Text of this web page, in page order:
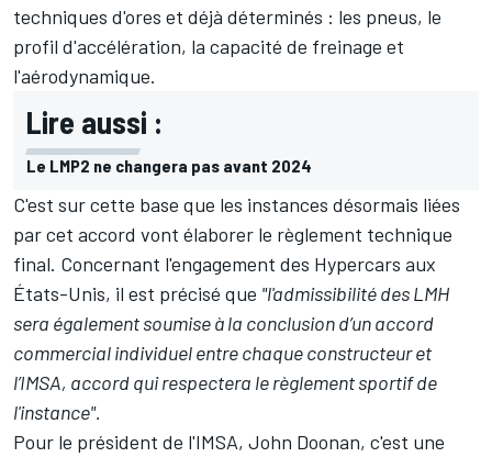
techniques d'ores et déjà déterminés : les pneus, le
profil d'accélération, la capacité de freinage et
l'aérodynamique.
Lire aussi :
Le LMP2 ne changera pas avant 2024
C'est sur cette base que les instances désormais liées
par cet accord vont élaborer le règlement technique
final. Concernant l'engagement des Hypercars aux
États-Unis, il est précisé que "l'admissibilité des LMH
sera également soumise à la conclusion d’un accord
commercial individuel entre chaque constructeur et
l’IMSA, accord qui respectera le règlement sportif de
l'instance".
Pour le président de l'IMSA, John Doonan, c'est une